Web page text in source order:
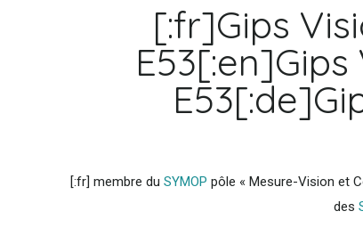
[:fr]Gips
[:fr] membre du SYMOP pôle « Mesure-Vision et
des